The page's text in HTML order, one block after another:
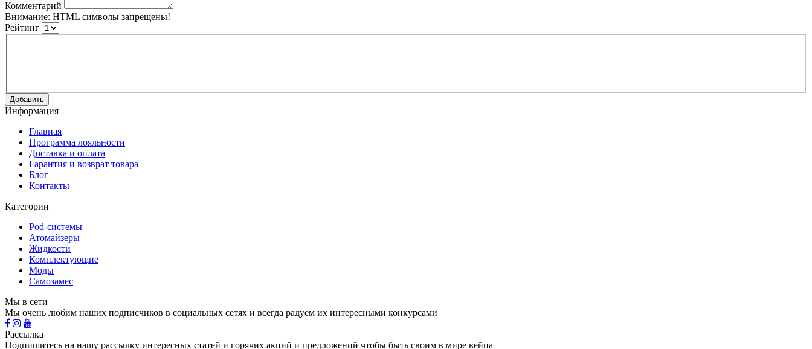
Комментарий
Внимание: HTML символы запрещены!
Рейтинг
Добавить
Информация
Главная
Программа лояльности
Доставка и оплата
Гарантия и возврат товара
Блог
Контакты
Категории
Pod-системы
Атомайзеры
Жидкости
Комплектующие
Моды
Самозамес
Мы в сети
Мы очень любим наших подписчиков в социальных сетях и всегда радуем их интересными конкурсами
Рассылка
Подпишитесь на нашу рассылку интересных статей и горячих акций и предложений чтобы быть своим в мире вейпа